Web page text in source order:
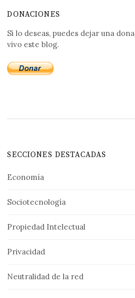
DONACIONES
Si lo deseas, puedes dejar una
vivo este blog.
SECCIONES DESTACADAS
Economía
Sociotecnología
Propiedad Intelectual
Privacidad
Neutralidad de la red